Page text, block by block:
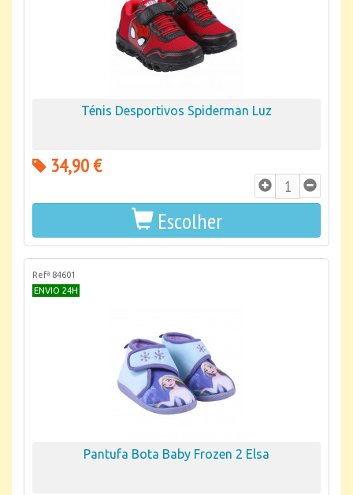
Ténis Desportivos Spiderman Luz
34,90 €
Escolher
Refª 84601
ENVIO 24H
Pantufa Bota Baby Frozen 2 Elsa